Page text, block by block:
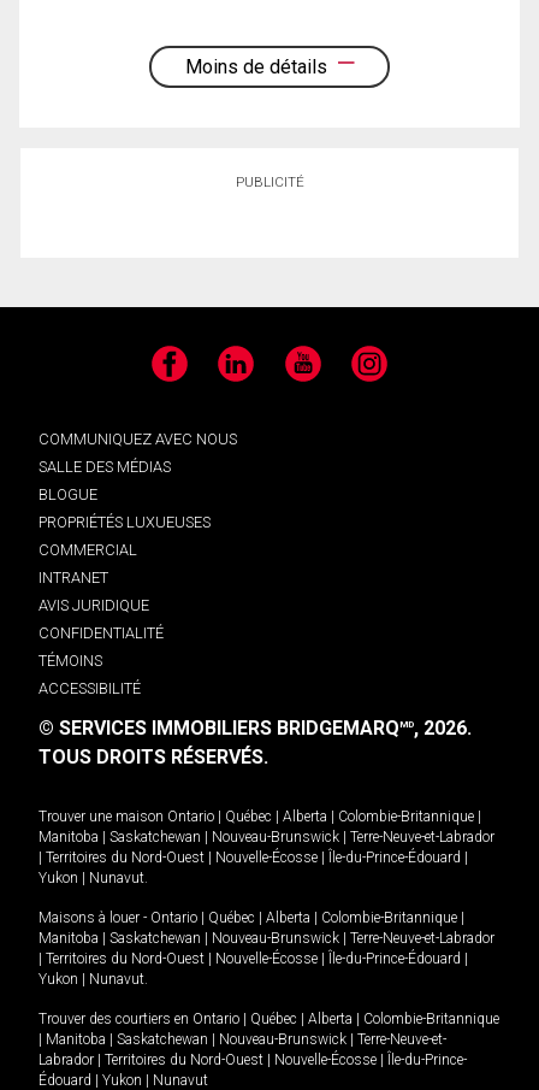
Moins de détails
PUBLICITÉ
Facebook LinkedIn YouTube Instagram
COMMUNIQUEZ AVEC NOUS
SALLE DES MÉDIAS
BLOGUE
PROPRIÉTÉS LUXUEUSES
COMMERCIAL
INTRANET
AVIS JURIDIQUE
CONFIDENTIALITÉ
TÉMOINS
ACCESSIBILITÉ
© SERVICES IMMOBILIERS BRIDGEMARQMD, 2026.
TOUS DROITS RÉSERVÉS.
Trouver une maison Ontario Québec Alberta Colombie-Britannique
Manitoba
Saskatchewan Nouveau-Brunswick
Terre-Neuve-et-Labrador
Territoires du Nord-Ouest Nouvelle-Écosse Île-du-Prince-Édouard
Yukon
Nunavut.
Maisons à louer - Ontario Québec Alberta Colombie-Britannique
Manitoba
Saskatchewan Nouveau-Brunswick
Terre-Neuve-et-Labrador
Territoires du Nord-Ouest Nouvelle-Écosse Île-du-Prince-Édouard
Yukon
Nunavut.
Trouver des courtiers en Ontario Québec Alberta
Colombie-Britannique
Manitoba Saskatchewan Nouveau-Brunswick
Terre-Neuve-et-
Labrador
Territoires du Nord-Ouest Nouvelle-Écosse
Île-du-Prince-
Édouard
Yukon Nunavut